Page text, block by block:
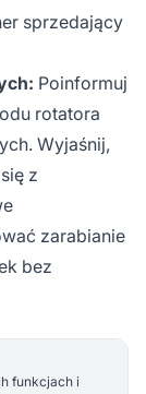
sprzedający
Poinformuj
rotatora
Wyjaśnij,
z
zarabianie
bez
funkcjach i